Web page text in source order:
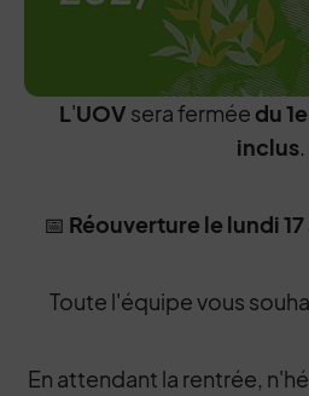
L'UOV sera fermée du
inclus.
📅 Réouverture le lundi
Toute l'équipe vous
En attendant la rentrée,